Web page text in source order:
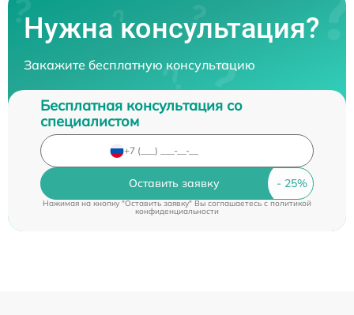
Нужна консультация?
Закажите бесплатную консультацию
Бесплатная консультация со
специалистом
Оставить заявку
Нажимая на кнопку "Оставить заявку" Вы соглашаетесь cполитикой
конфиденциальности